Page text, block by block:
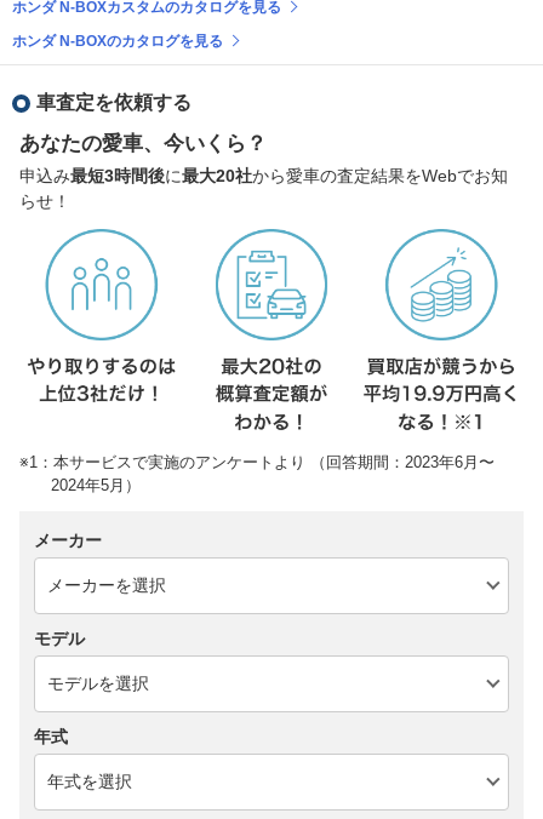
ホンダ N-BOXカスタムのカタログを見る
ホンダ N-BOXのカタログを見る
車査定を依頼する
あなたの愛車、今いくら？
申込み最短3時間後に最大20社から愛車の査定結果をWebでお知
らせ！
※1：本サービスで実施のアンケートより （回答期間：2023年6月〜
2024年5月）
メーカー
モデル
年式